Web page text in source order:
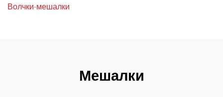
Волчки-мешалки
Мешалки